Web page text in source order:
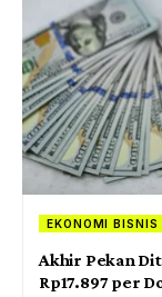
EKONOMI BISNIS
Akhir Pekan
Rp17.897 per